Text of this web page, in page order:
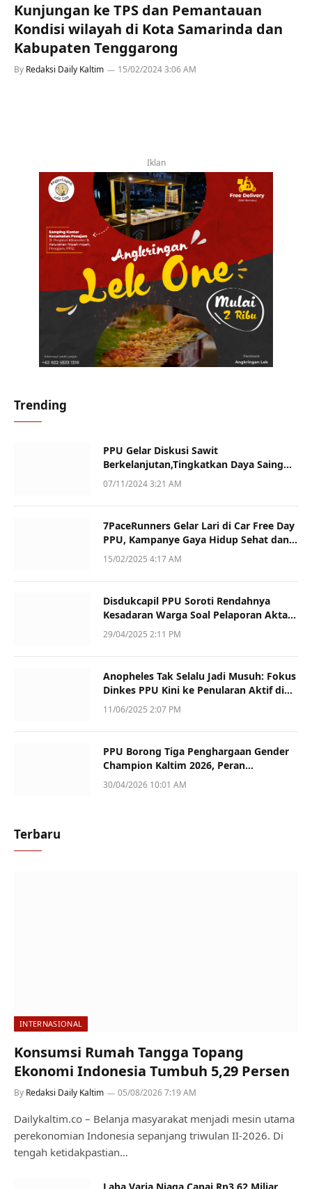
Kunjungan ke TPS dan Pemantauan
Kondisi wilayah di Kota Samarinda dan
Kabupaten Tenggarong
By Redaksi Daily Kaltim 15/02/2024 3:06 AM
Iklan
Trending
PPU Gelar Diskusi Sawit
Berkelanjutan,Tingkatkan Daya Saing
dan Kualitas
07/11/2024 3:21 AM
7PaceRunners Gelar Lari di Car Free Day
PPU, Kampanye Gaya Hidup Sehat dan
Dukung UMKM
15/02/2025 4:17 AM
Disdukcapil PPU Soroti Rendahnya
Kesadaran Warga Soal Pelaporan Akta
Kematian
29/04/2025 2:11 PM
Anopheles Tak Selalu Jadi Musuh: Fokus
Dinkes PPU Kini ke Penularan Aktif di
Sotek
11/06/2025 2:07 PM
PPU Borong Tiga Penghargaan Gender
Champion Kaltim 2026, Peran
Perempuan Jadi Sorotan
30/04/2026 10:01 AM
Terbaru
INTERNASIONAL
Konsumsi Rumah Tangga Topang
Ekonomi Indonesia Tumbuh 5,29 Persen
By Redaksi Daily Kaltim 05/08/2026 7:19 AM
Dailykaltim.co – Belanja masyarakat menjadi mesin utama
perekonomian Indonesia sepanjang triwulan II-2026. Di
tengah ketidakpastian…
Laba Varia Niaga Capai Rp3,62 Miliar,